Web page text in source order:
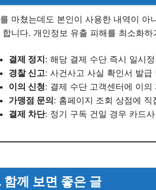
마쳤는데도 본인이 사용한 내역이
합니다. 개인정보 유출 피해를 최소화
결제 정지 : 해당 결제 수단 즉시 일시정
경찰 신고: 사건사고 사실 확인서 발급
이의 신청: 결제 수단 고객센터에 이의
가맹점 문의 : 홈페이지 조회 상점에 직
결제 차단: 정기 구독 건일 경우 카드
함께 보면 좋은 글